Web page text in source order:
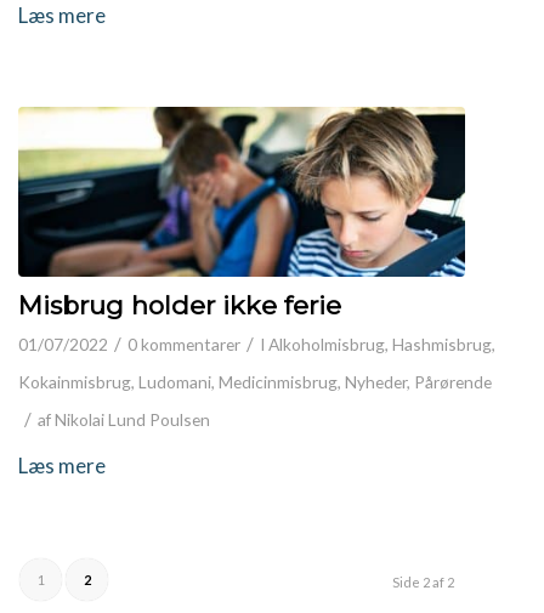
Læs mere
Misbrug holder ikke ferie
01/07/2022 / 0 kommentarer / I Alkoholmisbrug, Hashmisbrug,
Kokainmisbrug, Ludomani, Medicinmisbrug, Nyheder, Pårørende
/ af Nikolai Lund Poulsen
Læs mere
Side 2 af 2
1 2